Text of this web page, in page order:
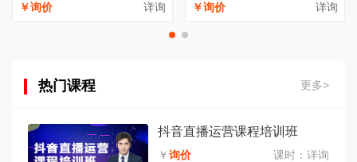
￥询价
详询
￥询价
详询
热门课程 更多>
抖音直播运营课程培训班
￥询价 课时： 详询